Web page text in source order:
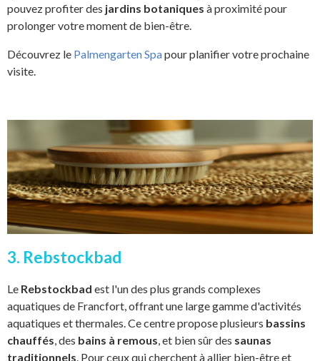
pouvez profiter des jardins botaniques à proximité pour
prolonger votre moment de bien-être.
Découvrez le Palmengarten Spapour planifier votre prochaine
visite.
3. Rebstockbad
Le Rebstockbad est l'un des plus grands complexes
aquatiques de Francfort, offrant une large gamme d'activités
aquatiques et thermales. Ce centre propose plusieurs bassins
chauffés, des bains à remous, et bien sûr des saunas
traditionnels. Pour ceux qui cherchent à allier bien-être et